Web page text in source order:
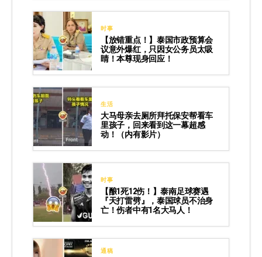
时事
【放错重点！】泰国市政预算会
议意外爆红，只因女公务员太吸
睛！本尊现身回应！
生活
大马母亲去厕所拜托保安帮看车
里孩子，回来看到这一幕超感
动！（内有影片）
时事
【酿1死12伤！】泰南足球赛遇
『天打雷劈』，泰国球员不治身
亡！伤者中有1名大马人！
通稿